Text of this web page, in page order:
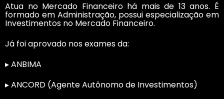
Atua no Mercado Financeiro há mais de 13 anos. É
formado em Administração, possui especialização em
Investimentos no Mercado Financeiro.
Já foi aprovado nos exames da:
▸ ANBIMA
▸ ANCORD (Agente Autônomo de Investimentos)